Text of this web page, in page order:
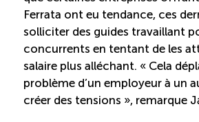
Boomerang – Partage de
Saisonnalité
Chantier sur la saisonnalité
Ferrata ont eu tendance, ces
solliciter des guides travaillant
concurrents en tentant de les
salaire plus alléchant. « Cela
problème d’un employeur à un
créer des tensions », remarque